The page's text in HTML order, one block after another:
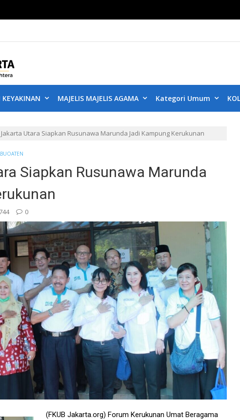
FKUB DKI
MAJELIS MAJELIS AGAMA Kategori Umum
Jakarta Utara Siapkan Rusunawa Marunda Jadi Kampung Kerukunan
Siapkan Rusunawa Marunda
0
(FKUB Jakarta.org) Forum Kerukunan Umat Beragama